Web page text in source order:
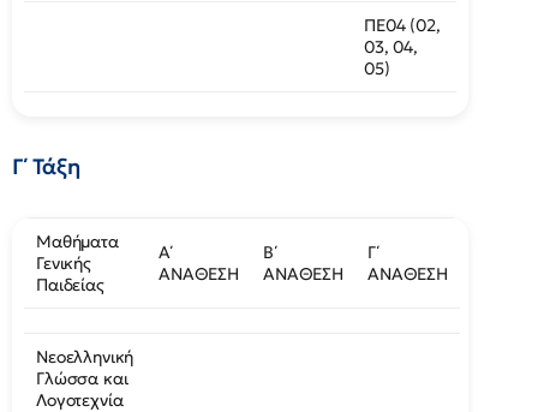
ΠΕ04 (02,
03, 04,
05)
Γ΄ Τάξη
Μαθήματα
Γενικής
Παιδείας
Α΄
ΑΝΑΘΕΣΗ
Β΄
ΑΝΑΘΕΣΗ
Γ΄
ΑΝΑΘΕΣΗ
Νεοελληνική
Γλώσσα και
Λογοτεχνία